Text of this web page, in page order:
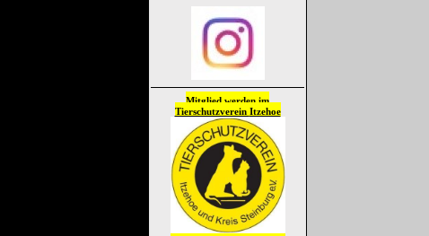
Mitglied werden im
Tierschutzverein Itzehoe